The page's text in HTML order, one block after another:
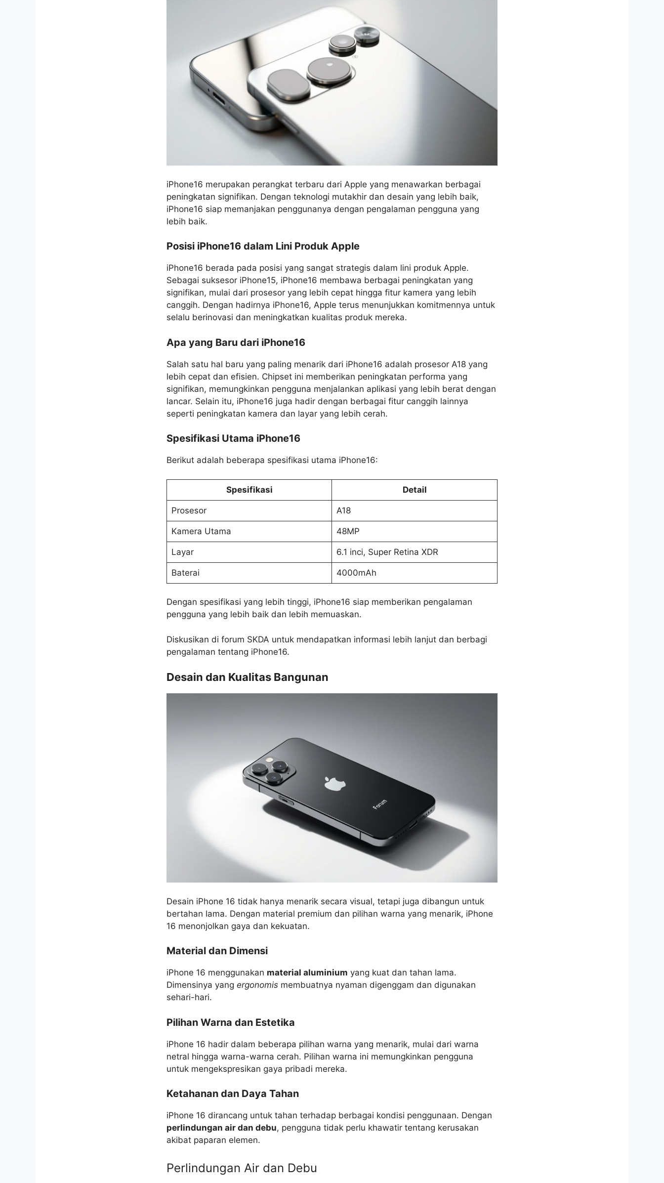
iPhone16 merupakan perangkat terbaru dari Apple yang menawarkan berbagai
peningkatan signifikan. Dengan teknologi mutakhir dan desain yang lebih baik,
iPhone16 siap memanjakan penggunanya dengan pengalaman pengguna yang
lebih baik.
Posisi iPhone16 dalam Lini Produk Apple
iPhone16 berada pada posisi yang sangat strategis dalam lini produk Apple.
Sebagai suksesor iPhone15, iPhone16 membawa berbagai peningkatan yang
signifikan, mulai dari prosesor yang lebih cepat hingga fitur kamera yang lebih
canggih. Dengan hadirnya iPhone16, Apple terus menunjukkan komitmennya untuk
selalu berinovasi dan meningkatkan kualitas produk mereka.
Apa yang Baru dari iPhone16
Salah satu hal baru yang paling menarik dari iPhone16 adalah prosesor A18 yang
lebih cepat dan efisien. Chipset ini memberikan peningkatan performa yang
signifikan, memungkinkan pengguna menjalankan aplikasi yang lebih berat dengan
lancar. Selain itu, iPhone16 juga hadir dengan berbagai fitur canggih lainnya
seperti peningkatan kamera dan layar yang lebih cerah.
Spesifikasi Utama iPhone16
Berikut adalah beberapa spesifikasi utama iPhone16:
Spesifikasi Detail
Prosesor A18
Kamera Utama 48MP
Layar 6.1 inci, Super Retina XDR
Baterai 4000mAh
Dengan spesifikasi yang lebih tinggi, iPhone16 siap memberikan pengalaman
pengguna yang lebih baik dan lebih memuaskan.
Diskusikan di forum SKDA untuk mendapatkan informasi lebih lanjut dan berbagi
pengalaman tentang iPhone16.
Desain dan Kualitas Bangunan
Desain iPhone 16 tidak hanya menarik secara visual, tetapi juga dibangun untuk
bertahan lama. Dengan material premium dan pilihan warna yang menarik, iPhone
16 menonjolkan gaya dan kekuatan.
Material dan Dimensi
iPhone 16 menggunakan material aluminium yang kuat dan tahan lama.
Dimensinya yang ergonomis membuatnya nyaman digenggam dan digunakan
sehari-hari.
Pilihan Warna dan Estetika
iPhone 16 hadir dalam beberapa pilihan warna yang menarik, mulai dari warna
netral hingga warna-warna cerah. Pilihan warna ini memungkinkan pengguna
untuk mengekspresikan gaya pribadi mereka.
Ketahanan dan Daya Tahan
iPhone 16 dirancang untuk tahan terhadap berbagai kondisi penggunaan. Dengan
perlindungan air dan debu, pengguna tidak perlu khawatir tentang kerusakan
akibat paparan elemen.
Perlindungan Air dan Debu